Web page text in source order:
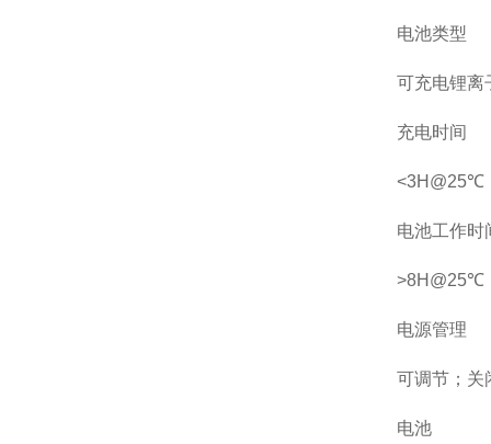
电池类型
可充电锂离
充电时间
<3H@25℃
电池工作时
>8H@25℃
电源管理
可调节；关
电池